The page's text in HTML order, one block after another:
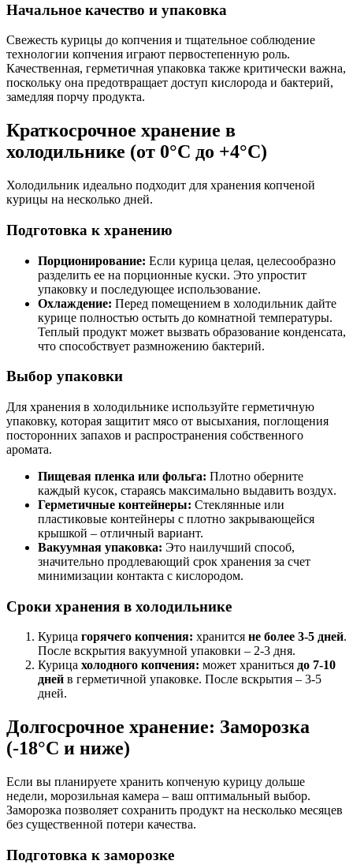
Начальное качество и упаковка
Свежесть курицы до копчения и тщательное соблюдение
технологии копчения играют первостепенную роль.
Качественная, герметичная упаковка также критически важна,
поскольку она предотвращает доступ кислорода и бактерий,
замедляя порчу продукта.
Краткосрочное хранение в
холодильнике (от 0°C до +4°C)
Холодильник идеально подходит для хранения копченой
курицы на несколько дней.
Подготовка к хранению
Порционирование: Если курица целая, целесообразно
разделить ее на порционные куски. Это упростит
упаковку и последующее использование.
Охлаждение: Перед помещением в холодильник дайте
курице полностью остыть до комнатной температуры.
Теплый продукт может вызвать образование конденсата,
что способствует размножению бактерий.
Выбор упаковки
Для хранения в холодильнике используйте герметичную
упаковку, которая защитит мясо от высыхания, поглощения
посторонних запахов и распространения собственного
аромата.
Пищевая пленка или фольга: Плотно оберните
каждый кусок, стараясь максимально выдавить воздух.
Герметичные контейнеры: Стеклянные или
пластиковые контейнеры с плотно закрывающейся
крышкой – отличный вариант.
Вакуумная упаковка: Это наилучший способ,
значительно продлевающий срок хранения за счет
минимизации контакта с кислородом.
Сроки хранения в холодильнике
Курица горячего копчения: хранится не более 3-5 дней.
После вскрытия вакуумной упаковки – 2-3 дня.
Курица холодного копчения: может храниться до 7-10
дней в герметичной упаковке. После вскрытия – 3-5
дней.
Долгосрочное хранение: Заморозка
(-18°C и ниже)
Если вы планируете хранить копченую курицу дольше
недели, морозильная камера – ваш оптимальный выбор.
Заморозка позволяет сохранить продукт на несколько месяцев
без существенной потери качества.
Подготовка к заморозке